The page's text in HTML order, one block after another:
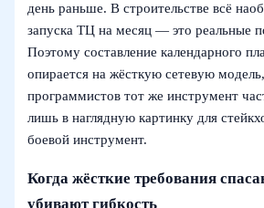
день раньше. В строительстве всё
запуска ТЦ на месяц — это реальные
Поэтому составление календарного
опирается на жёсткую сетевую
программистов тот же инструмент
лишь в наглядную картинку для
боевой инструмент.
Когда жёсткие требования
убивают гибкость